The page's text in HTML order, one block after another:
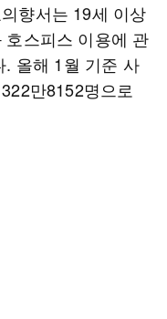
향서는 19세 이상
스피스 이용에 관
. 올해 1월 기준 사
만8152명으로